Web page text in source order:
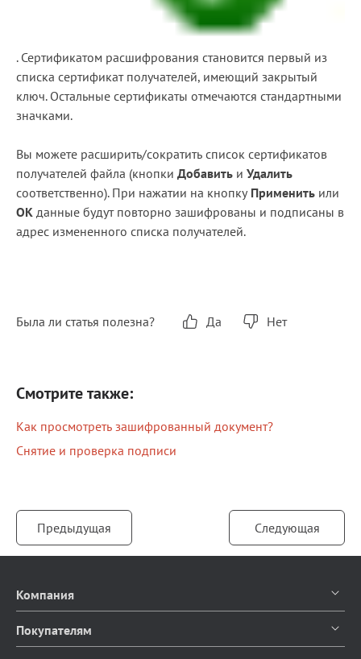
. Сертификатом расшифрования становится первый из
списка сертификат получателей, имеющий закрытый
ключ. Остальные сертификаты отмечаются стандартными
значками.
Вы можете расширить/сократить список сертификатов
получателей файла (кнопки Добавить и Удалить
соответственно). При нажатии на кнопку Применить или
ОК данные будут повторно зашифрованы и подписаны в
адрес измененного списка получателей.
Была ли статья полезна? Да Нет
Смотрите также:
Как просмотреть зашифрованный документ?
Снятие и проверка подписи
Предыдущая Следующая
Компания
О компании
Покупателям